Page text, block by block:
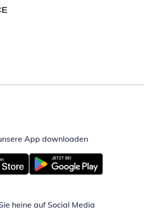
App downloadenÖffnet in
Fenster
Öffnet in neuem Fenster
heine auf Social Media